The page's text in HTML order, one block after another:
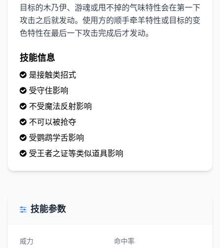
目标的木乃伊、游魂或甩不掉的气味特性会在第一下
攻击之后就发动。使用方的顺手牵羊特性或目标的变
色特性在最后一下攻击完成后才发动。
技能信息
是接触类招式
受守住影响
不受魔法反射影响
不可以被抢夺
受鹦鹉学舌影响
受王者之证等类似道具影响
技能参数
威力 命中率